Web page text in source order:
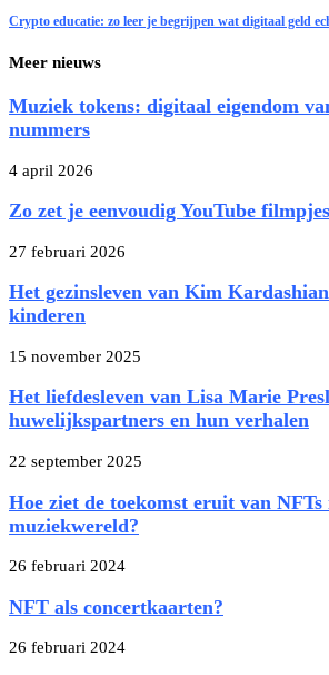
Crypto educatie: zo leer je begrijpen wat digitaal geld
Meer nieuws
Muziek tokens: digitaal eigendom
nummers
4 april 2026
Zo zet je eenvoudig YouTube
27 februari 2026
Het gezinsleven van Kim
kinderen
15 november 2025
Het liefdesleven van Lisa Marie
huwelijkspartners en hun verhalen
22 september 2025
Hoe ziet de toekomst eruit van NFTs
muziekwereld?
26 februari 2024
NFT als concertkaarten?
26 februari 2024